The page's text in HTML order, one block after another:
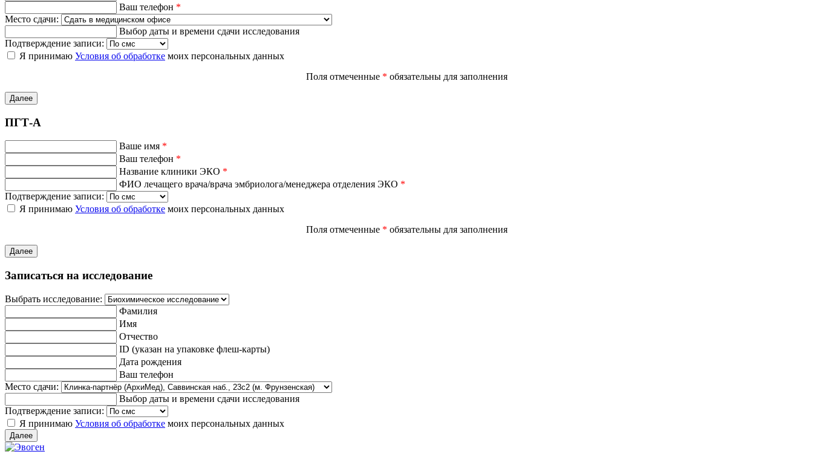
Ваш телефон *
Место сдачи:
Выбор даты и времени сдачи исследования
Подтверждение записи:
Я принимаю Условия об обработке моих персональных данных
Поля отмеченные * обязательны для заполнения
Далее
ПГТ-А
Ваше имя *
Ваш телефон *
Название клиники ЭКО *
ФИО лечащего врача/врача эмбриолога/менеджера отделения ЭКО *
Подтверждение записи:
Я принимаю Условия об обработке моих персональных данных
Поля отмеченные * обязательны для заполнения
Далее
Записаться на исследование
Выбрать исследование:
Фамилия
Имя
Отчество
ID (указан на упаковке флеш-карты)
Дата рождения
Ваш телефон
Место сдачи:
Выбор даты и времени сдачи исследования
Подтверждение записи:
Я принимаю Условия об обработке моих персональных данных
Далее